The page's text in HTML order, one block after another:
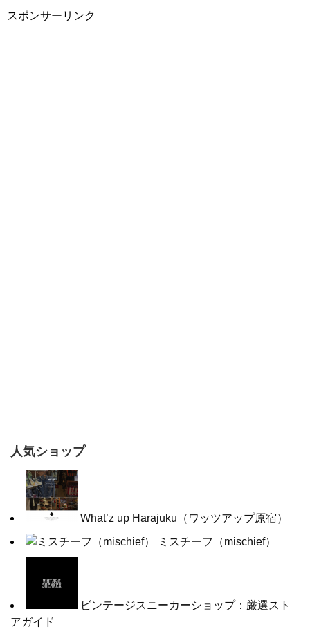
スポンサーリンク
人気ショップ
What’z up Harajuku（ワッツアップ原宿）
ミスチーフ（mischief）
ビンテージスニーカーショップ：厳選スト
アガイド